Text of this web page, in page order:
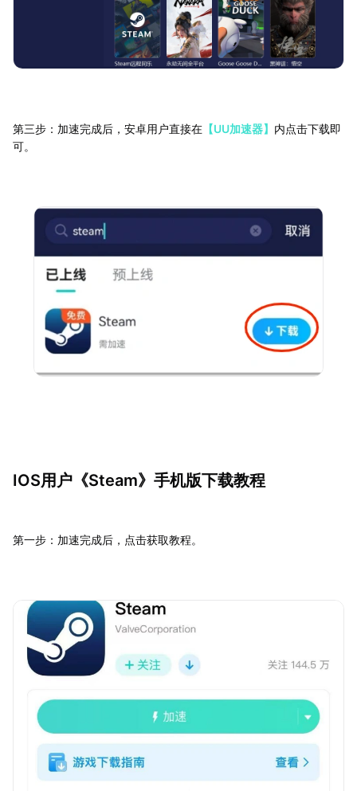
第三步：加速完成后，安卓用户直接在 【UU加速器】 内点击下载即
可。
IOS用户《Steam》手机版下载教程
第一步：加速完成后，点击获取教程。